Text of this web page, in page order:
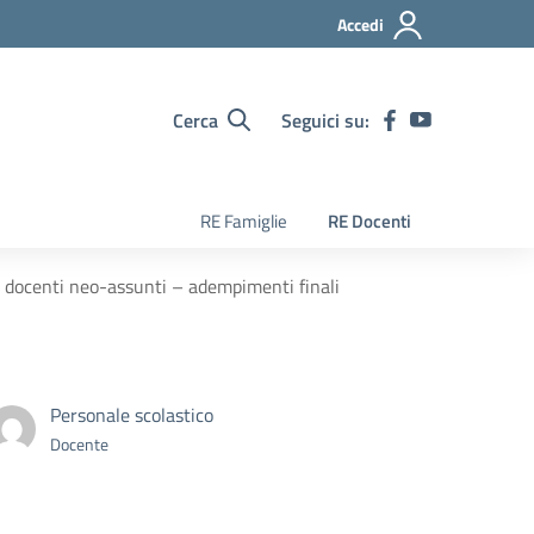
Accedi
Cerca Seguici su:
RE Famiglie RE Docenti
neo-assunti – adempimenti finali
Personale scolastico
Docente